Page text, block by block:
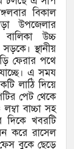
বিকাল
উপজেলার
উচ্চ
স্থানীয়
ফেরার পথে
এ সময
লাঠি দিয়ে
পেট থেকে
বাচ্চা সহ
দিকে খবরটি
করে রাসেল
বুকে ছেড়ে